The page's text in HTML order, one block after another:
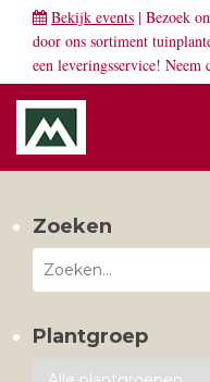
Bekijk events | Bezoek
door ons sortiment
een leveringsservice! Neem
Zoeken
Plantgroep